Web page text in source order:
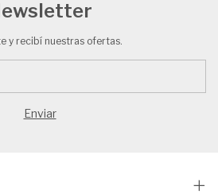
y recibí nuestras ofertas.